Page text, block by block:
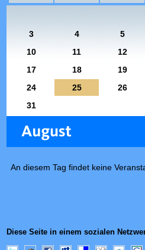
3 4
5
10
11
12
17
18
19
24
25
26
31
An diesem Tag findet keine
Diese Seite in einem sozialen